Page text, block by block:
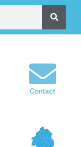
Contact